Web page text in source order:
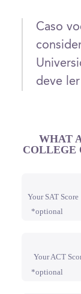
Caso
deve
WHAT
COLLEGE
Your SAT Score
*optional
Your ACT
*optional